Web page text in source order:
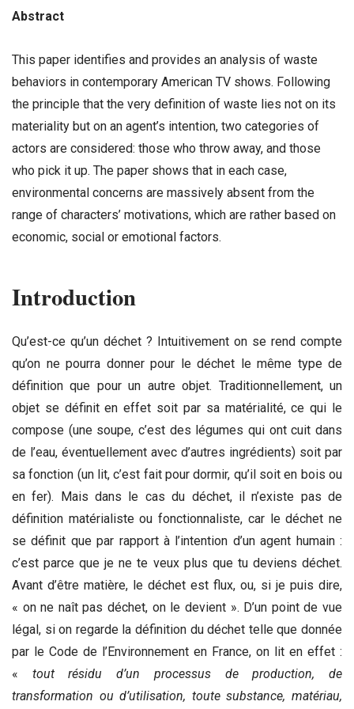
Abstract
This paper identifies and provides an analysis of waste
behaviors in contemporary American TV shows. Following
the principle that the very definition of waste lies not on its
materiality but on an agent’s intention, two categories of
actors are considered: those who throw away, and those
who pick it up. The paper shows that in each case,
environmental concerns are massively absent from the
range of characters’ motivations, which are rather based on
economic, social or emotional factors.
Introduction
Qu’est-ce qu’un déchet ? Intuitivement on se rend compte
qu’on ne pourra donner pour le déchet le même type de
définition que pour un autre objet. Traditionnellement, un
objet se définit en effet soit par sa matérialité, ce qui le
compose (une soupe, c’est des légumes qui ont cuit dans
de l’eau, éventuellement avec d’autres ingrédients) soit par
sa fonction (un lit, c’est fait pour dormir, qu’il soit en bois ou
en fer). Mais dans le cas du déchet, il n’existe pas de
définition matérialiste ou fonctionnaliste, car le déchet ne
se définit que par rapport à l’intention d’un agent humain :
c’est parce que je ne te veux plus que tu deviens déchet.
Avant d’être matière, le déchet est flux, ou, si je puis dire,
« on ne naît pas déchet, on le devient ». D’un point de vue
légal, si on regarde la définition du déchet telle que donnée
par le Code de l’Environnement en France, on lit en effet :
« tout résidu d’un processus de production, de
transformation ou d’utilisation, toute substance, matériau,